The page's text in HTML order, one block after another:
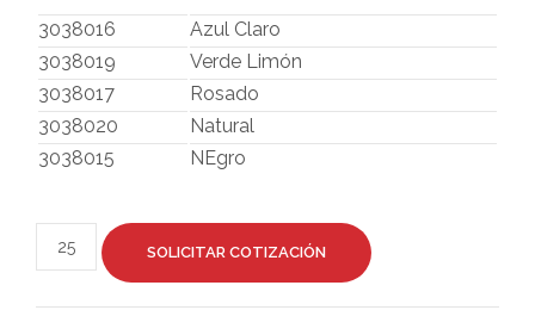
3038016
Azul Claro
3038019
Verde Limón
3038017
Rosado
3038020
Natural
3038015
NEgro
SOLICITAR COTIZACIÓN